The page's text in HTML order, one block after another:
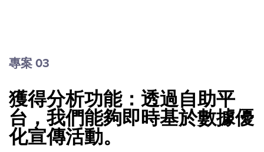
專案 03
獲得分析功能：透過自助平
台，我們能夠即時基於數據優
化宣傳活動。